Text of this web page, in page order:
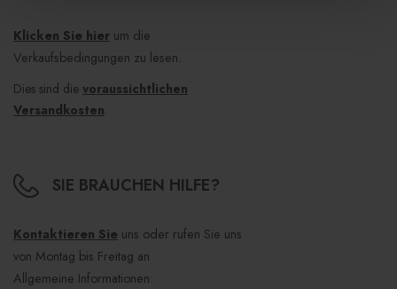
Klicken Sie hier um die
Verkaufsbedingungen zu lesen.
Dies sind die voraussichtlichen
Versandkosten.
SIE BRAUCHEN HILFE?
Kontaktieren Sie uns oder rufen Sie uns
von Montag bis Freitag an
Allgemeine Informationen: